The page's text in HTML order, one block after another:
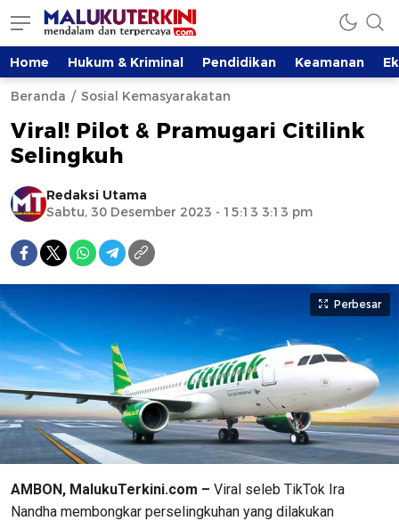
Home Hukum & Kriminal Pendidikan Keamanan
Beranda Sosial Kemasyarakatan
Viral! Pilot & Pramugari Citilink
Selingkuh
Redaksi Utama
Sabtu, 30 Desember 2023 - 15:13 3:13 pm
Perbesar
AMBON, MalukuTerkini.com – Viral seleb TikTok Ira
Nandha membongkar perselingkuhan yang dilakukan